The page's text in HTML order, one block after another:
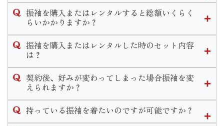
近年振袖選びの時期が早まってきている傾向にあります。
当店では高校３年生の夏休み〜春休みの間に決めるお客様が
決める時期に正解はございませんが早めに動き出すことで豊
富な色柄から選べたり、式当日の支度時間が良い時間を選べ
下見だけでなく振袖選びのご相談も承っておりますのでお気
軽にお問い合わせください。
振袖を購入またはレンタルすると総額いくらく
らいかかりますか？
当店での振袖一式の価格は購入の場合30万〜40万、レンタル
の場合15万〜20万が平均的な価格となっております。お選び
なお、前撮り時の写真代は別途料金となります。
振袖を購入またはレンタルした時のセット内容
は？
購入、レンタルのセット内容は同一となっております。
振袖・袋帯・長襦袢・重ね衿・帯揚げ・帯締め・草履・バッ
グ・ショール・肌着・足袋・着付け小物
契約後、好みが変わってしまった場合振袖を変
えられますか？
ご契約内容によりますが一定期間内であれば選び直しやコー
ディネート変更が可能となります。
持っている振袖を着たいのですが可能ですか？